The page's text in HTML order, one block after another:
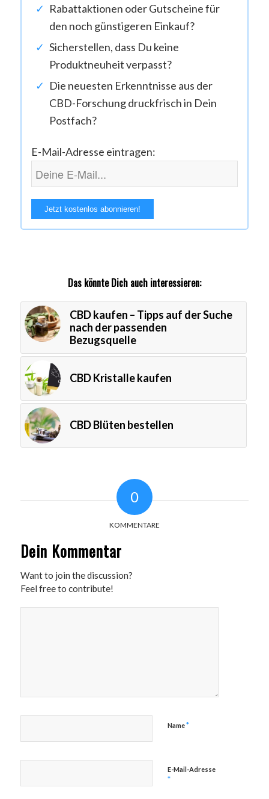
Rabattaktionen oder Gutscheine für
den noch günstigeren Einkauf?
Sicherstellen, dass Du keine
Produktneuheit verpasst?
Die neuesten Erkenntnisse aus der
CBD-Forschung druckfrisch in Dein
Postfach?
E-Mail-Adresse eintragen:
Das könnte Dich auch interessieren:
CBD kaufen – Tipps auf der Suche
nach der passenden
Bezugsquelle
CBD Kristalle kaufen
CBD Blüten bestellen
0
KOMMENTARE
Dein Kommentar
Want to join the discussion?
Feel free to contribute!
Name*
E-Mail-Adresse
*